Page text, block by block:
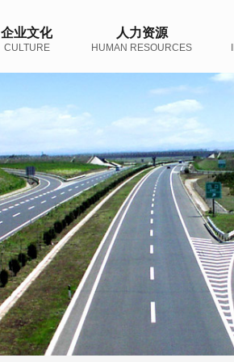
企业文化
CULTURE
人力资源
HUMAN RESOURCES